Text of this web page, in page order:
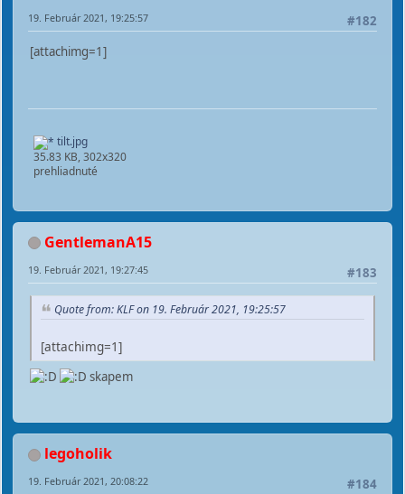
#182
19. Február 2021, 19:25:57
[attachimg=1]
tilt.jpg
35.83 KB, 302x320
prehliadnuté
GentlemanA15
#183
19. Február 2021, 19:27:45
Quote from: KLF on 19. Február 2021, 19:25:57
[attachimg=1]
skapem
legoholik
#184
19. Február 2021, 20:08:22